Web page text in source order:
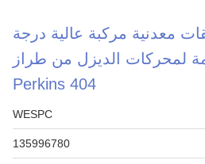
معدنية مركبة عالية درجة
لمحركات الديزل من طراز
Perkins 404
WESPC
135996780